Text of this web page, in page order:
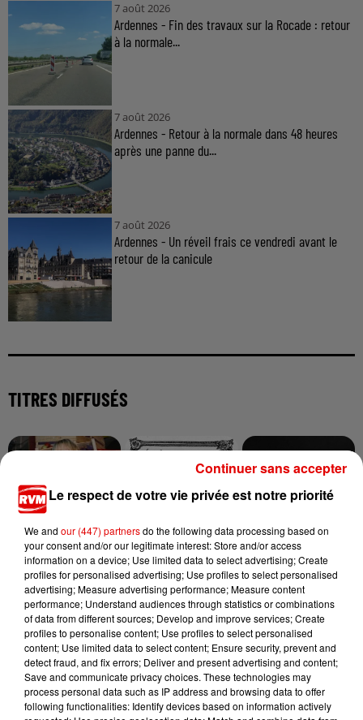
7 août 2026
Ardennes - Fin des travaux sur la Rocade : retour
à la normale...
7 août 2026
Ardennes - Retour à la normale dans 48 heures
après une panne du...
7 août 2026
Ardennes - Un réveil frais ce vendredi avant le
retour de la canicule
TITRES DIFFUSÉS
ANGELE FEAT. JUSTICE
What You Want
BRUNO MARS
On My Soul
TOVE LO X STROMAE
Des Fleurs
Le respect de votre vie privée est notre priorité
We and our (447) partnersdo the following data processing based on
your consent and/or our legitimate interest: Store and/or access
information on a device; Use limited data to select advertising; Create
profiles for personalised advertising; Use profiles to select personalised
advertising; Measure advertising performance; Measure content
performance; Understand audiences through statistics or combinations
of data from different sources; Develop and improve services; Create
profiles to personalise content; Use profiles to select personalised
content; Use limited data to select content; Ensure security, prevent and
detect fraud, and fix errors; Deliver and present advertising and content;
Save and communicate privacy choices. These technologies may
process personal data such as IP address and browsing data to offer
following functionalities: Identify devices based on information actively
Continuer sans accepter